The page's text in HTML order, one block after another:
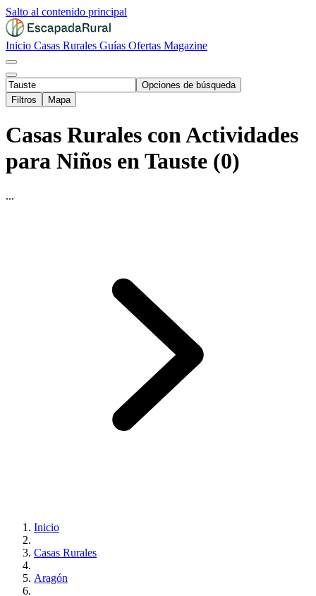
Salto al contenido principal
Inicio Casas Rurales Guías Ofertas Magazine
Opciones de búsqueda
Filtros
Mapa
Casas Rurales con Actividades
para Niños en Tauste (0)
...
Inicio
Casas Rurales
Aragón